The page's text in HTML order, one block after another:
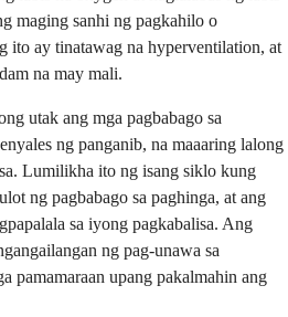
maging sanhi ng pagkahilo o
ito ay tinatawag na hyperventilation, at
na may mali.
utak ang mga pagbabago sa
ng panganib, na maaaring lalong
Lumilikha ito ng isang siklo kung
ng pagbabago sa paghinga, at ang
sa iyong pagkabalisa. Ang
ng pag-unawa sa
pamamaraan upang pakalmahin ang